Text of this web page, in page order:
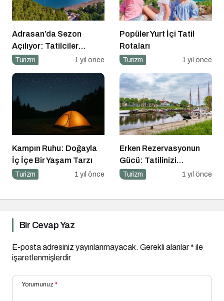
Adrasan’da Sezon
Açılıyor: Tatilciler
Doğayla İç İçe Bir Yaz
Turizm 1 yıl önce
Popüler Yurt İçi Tatil
Rotaları
Turizm 1 yıl önce
Kampın Ruhu: Doğayla
İç İçe Bir Yaşam Tarzı
Turizm 1 yıl önce
Erken Rezervasyonun
Gücü: Tatilinizi
Planlayın, Avantajları
Turizm 1 yıl önce
Bir Cevap Yaz
E-posta adresiniz yayınlanmayacak. Gerekli alanlar* ile
işaretlenmişlerdir
Yorumunuz *